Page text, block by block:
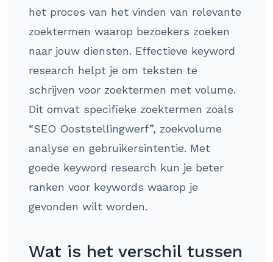
het proces van het vinden van relevante
zoektermen waarop bezoekers zoeken
naar jouw diensten. Effectieve keyword
research helpt je om teksten te
schrijven voor zoektermen met volume.
Dit omvat specifieke zoektermen zoals
“SEO Ooststellingwerf”, zoekvolume
analyse en gebruikersintentie. Met
goede keyword research kun je beter
ranken voor keywords waarop je
gevonden wilt worden.
Wat is het verschil tussen